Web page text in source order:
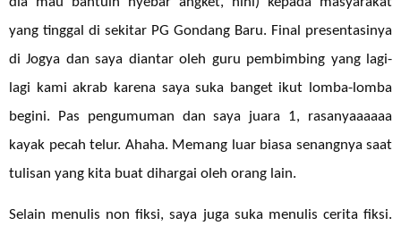
yang tinggal di sekitar PG Gondang Baru. Final presentasinya
di Jogya dan saya diantar oleh guru pembimbing yang lagi-
lagi kami akrab karena saya suka banget ikut lomba-lomba
begini. Pas pengumuman dan saya juara 1, rasanyaaaaaa
kayak pecah telur. Ahaha. Memang luar biasa senangnya saat
tulisan yang kita buat dihargai oleh orang lain.
Selain menulis non fiksi, saya juga suka menulis cerita fiksi.